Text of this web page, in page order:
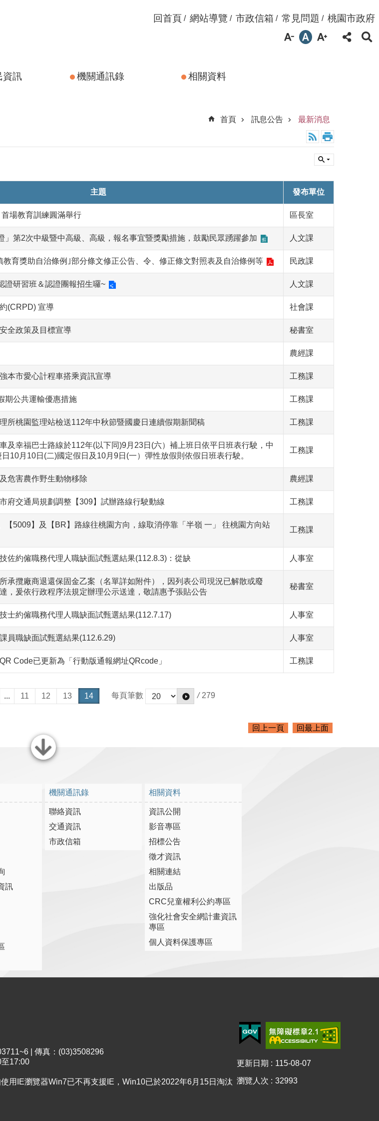
回首頁 網站導覽 市政信箱 常見問題 桃園市政府
資訊 機關通訊錄 相關資料
首頁
訊息公告 最新消息
主題 發布單位
場教育訓練圓滿舉行 區長室
」第2次中級暨中高級、高級，報名事宜暨獎勵措施，鼓勵民眾踴躍參加 人文課
教育獎助自治條例｣部分條文修正公告、令、修正條文對照表及自治條例等 民政課
證研習班＆認證團報招生囉~ 人文課
(CRPD) 宣導 社會課
全政策及目標宣導 秘書室
農經課
本市愛心計程車搭乘資訊宣導 工務課
期公共運輸優惠措施 工務課
所桃園監理站檢送112年中秋節暨國慶日連續假期新聞稿 工務課
及幸福巴士路線於112年(以下同)9月23日(六）補上班日依平日班表行駛，中
10月10日(二)國定假日及10月9日(一）彈性放假則依假日班表行駛。
工務課
危害農作野生動物移除 農經課
府交通局規劃調整【309】試辦路線行駛動線 工務課
【5009】及【BR】路線往桃園方向，線取消停靠「半嶺 一」 往桃園方向站
工務課
佐約僱職務代理人職缺面試甄選結果(112.8.3)：從缺 人事室
承攬廠商退還保固金乙案（名單詳如附件），因列表公司現況已解散或廢
，爰依行政程序法規定辦理公示送達，敬請惠予張貼公告
秘書室
士約僱職務代理人職缺面試甄選結果(112.7.17) 人事室
員職缺面試甄選結果(112.6.29) 人事室
Code已更新為「行動版通報網址QRcode」 工務課
... 11 12 13 14 每頁筆數 / 279
回上一頁 回最上面
關閉
訊
機關通訊錄
聯絡資訊
交通資訊
市政信箱
相關資料
資訊公開
影音專區
招標公告
徵才資訊
相關連結
出版品
CRC兒童權利公約專區
強化社會安全網計畫資訊
專區
個人資料保護專區
| 傳真：(03)3508296
17:00
用IE瀏覽器Win7已不再支援IE，Win10已於2022年6月15日淘汰
更新日期 115-08-07
瀏覽人次 32993